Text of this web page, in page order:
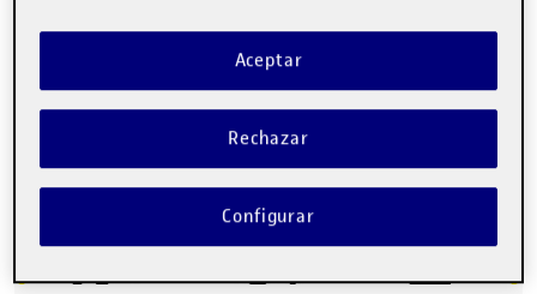
Rechazar
Aceptar
Configurar